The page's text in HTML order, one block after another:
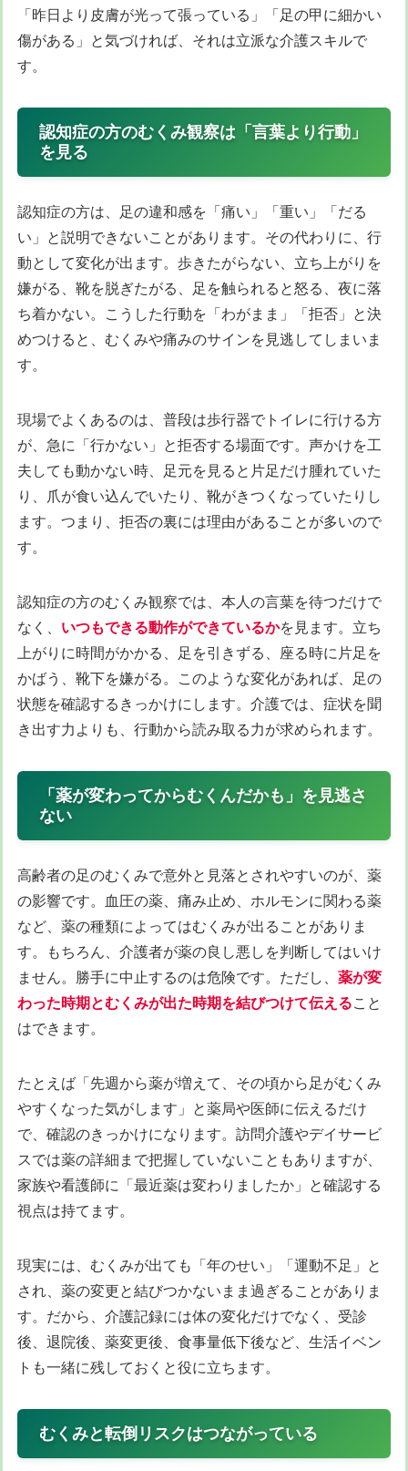
「昨日より皮膚が光って張っている」「足の甲に細かい
傷がある」と気づければ、それは立派な介護スキルで
す。
認知症の方のむくみ観察は「言葉より行動」
を見る
認知症の方は、足の違和感を「痛い」「重い」「だる
い」と説明できないことがあります。その代わりに、行
動として変化が出ます。歩きたがらない、立ち上がりを
嫌がる、靴を脱ぎたがる、足を触られると怒る、夜に落
ち着かない。こうした行動を「わがまま」「拒否」と決
めつけると、むくみや痛みのサインを見逃してしまいま
す。
現場でよくあるのは、普段は歩行器でトイレに行ける方
が、急に「行かない」と拒否する場面です。声かけを工
夫しても動かない時、足元を見ると片足だけ腫れていた
り、爪が食い込んでいたり、靴がきつくなっていたりし
ます。つまり、拒否の裏には理由があることが多いので
す。
認知症の方のむくみ観察では、本人の言葉を待つだけで
なく、 いつもできる動作ができているかを見ます。立ち
上がりに時間がかかる、足を引きずる、座る時に片足を
かばう、靴下を嫌がる。このような変化があれば、足の
状態を確認するきっかけにします。介護では、症状を聞
き出す力よりも、行動から読み取る力が求められます。
「薬が変わってからむくんだかも」を見逃さ
ない
高齢者の足のむくみで意外と見落とされやすいのが、薬
の影響です。血圧の薬、痛み止め、ホルモンに関わる薬
など、薬の種類によってはむくみが出ることがありま
す。もちろん、介護者が薬の良し悪しを判断してはいけ
ません。勝手に中止するのは危険です。ただし、 薬が変
わった時期とむくみが出た時期を結びつけて伝えること
はできます。
たとえば「先週から薬が増えて、その頃から足がむくみ
やすくなった気がします」と薬局や医師に伝えるだけ
で、確認のきっかけになります。訪問介護やデイサービ
スでは薬の詳細まで把握していないこともありますが、
家族や看護師に「最近薬は変わりましたか」と確認する
視点は持てます。
現実には、むくみが出ても「年のせい」「運動不足」と
され、薬の変更と結びつかないまま過ぎることがありま
す。だから、介護記録には体の変化だけでなく、受診
後、退院後、薬変更後、食事量低下後など、生活イベン
トも一緒に残しておくと役に立ちます。
むくみと転倒リスクはつながっている